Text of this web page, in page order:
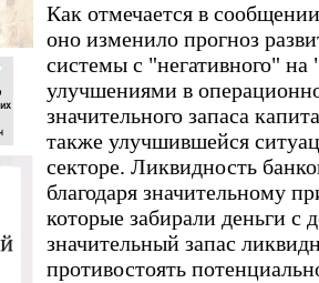
Как отмечается в
оно изменило прогноз
системы с "негативного" на
улучшениями в
значительного запаса
также улучшившейся
секторе. Ликвидность
благодаря значительному
которые забирали деньги с
значительный запас
противостоять